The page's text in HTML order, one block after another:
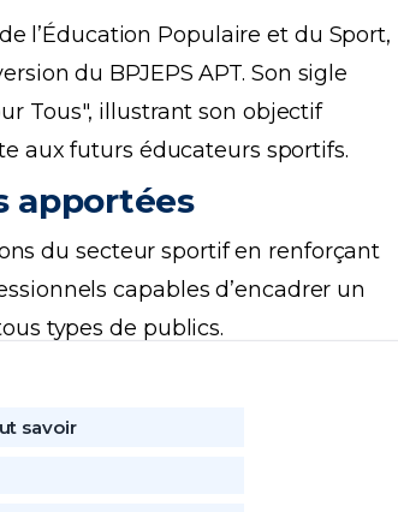
l’Éducation Populaire et du Sport,
du BPJEPS APT. Son sigle
Tous", illustrant son objectif
aux futurs éducateurs sportifs.
apportées
du secteur sportif en renforçant
capables d’encadrer un
types de publics.
sportive.
l’accent sur la préparation
savoir